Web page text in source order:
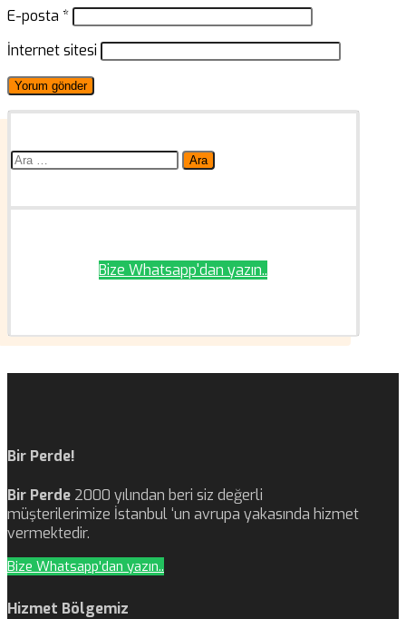
E-posta *
İnternet sitesi
Arama:
Bize Whatsapp'dan yazın..
Bir Perde!
Bir Perde 2000 yılından beri siz değerli
müşterilerimize İstanbul ‘un avrupa yakasında hizmet
vermektedir.
Bize Whatsapp'dan yazın..
Hizmet Bölgemiz